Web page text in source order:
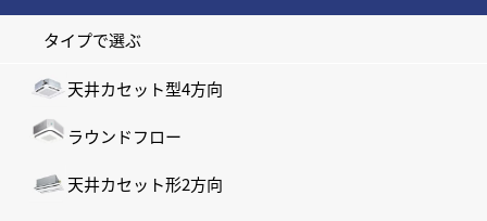
タイプで選ぶ
天井カセット型4方向
ラウンドフロー
天井カセット形2方向